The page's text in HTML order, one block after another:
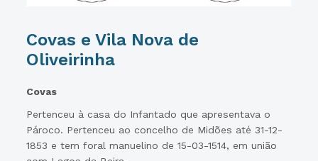
Covas e Vila Nova de
Oliveirinha
Covas
Pertenceu à casa do Infantado que apresentava o
Pároco. Pertenceu ao concelho de Midões até 31-12-
1853 e tem foral manuelino de 15-03-1514, em união